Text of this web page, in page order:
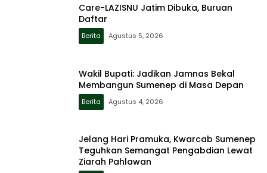
Care-LAZISNU Jatim Dibuka, Buruan
Daftar
Berita Agustus 5, 2026
Wakil Bupati: Jadikan Jamnas Bekal
Membangun Sumenep di Masa Depan
Berita Agustus 4, 2026
Jelang Hari Pramuka, Kwarcab Sumenep
Teguhkan Semangat Pengabdian Lewat
Ziarah Pahlawan